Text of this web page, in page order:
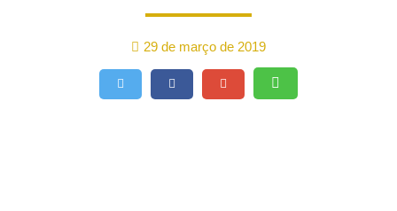
29 de março de 2019